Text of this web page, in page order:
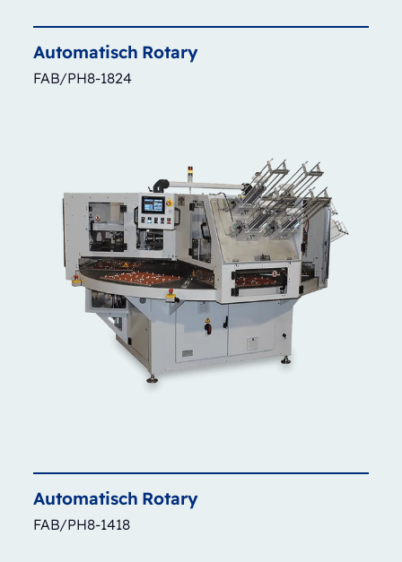
Automatisch Rotary
FAB/PH8-1824
Automatisch Rotary
FAB/PH8-1418